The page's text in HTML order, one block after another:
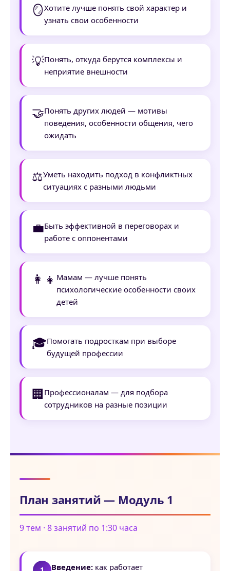
🪞Хотите лучше понять свой характер и
узнать свои особенности
💡Понять, откуда берутся комплексы и
неприятие внешности
🤝Понять других людей — мотивы
поведения, особенности общения, чего
ожидать
⚖️Уметь находить подход в конфликтных
ситуациях с разными людьми
💼Быть эффективной в переговорах и
работе с оппонентами
👩‍👧 Мамам — лучше понять
психологические особенности своих
детей
🎓Помогать подросткам при выборе
будущей профессии
🏢 Профессионалам — для подбора
сотрудников на разные позиции
План занятий — Модуль 1
9 тем · 8 занятий по 1:30 часа
Введение: как работает